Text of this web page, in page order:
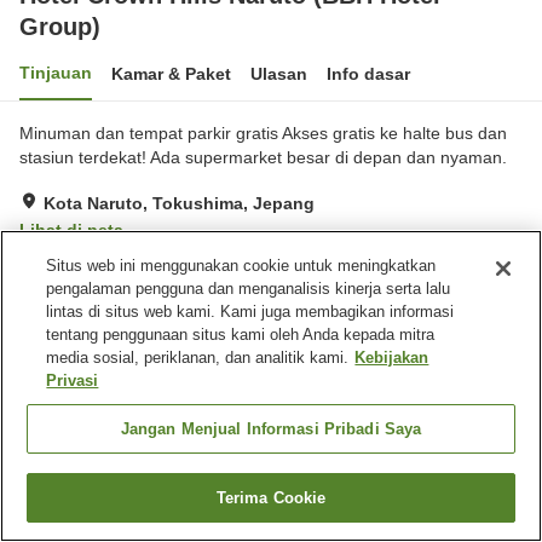
Group)
Tinjauan Kamar & Paket Ulasan Info dasar
Minuman dan tempat parkir gratis Akses gratis ke halte bus dan
stasiun terdekat! Ada supermarket besar di depan dan nyaman.
Kota Naruto, Tokushima, Jepang
Lihat di peta
Sangat baik Ulasan: 174
Fasilitas properti
Tempat parkir
Mesin penjual otomatis
Beranda Jepang Tokushima
Kota Naruto
Cari kamar
Situs web ini menggunakan cookie untuk meningkatkan
pengalaman pengguna dan menganalisis kinerja serta lalu
lintas di situs web kami. Kami juga membagikan informasi
tentang penggunaan situs kami oleh Anda kepada mitra
media sosial, periklanan, dan analitik kami. Kebijakan
Privasi
Jangan Menjual Informasi Pribadi Saya
Terima Cookie